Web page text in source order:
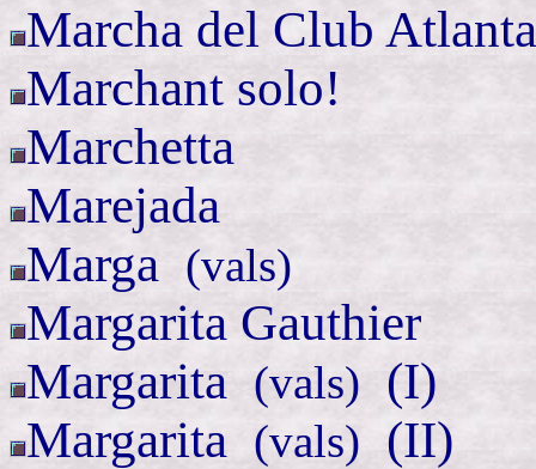
Marcha del Club
Marchant solo!
Marchetta
Marejada
Marga (vals)
Margarita Gauthier
Margarita (vals) (I)
Margarita (vals) (II)